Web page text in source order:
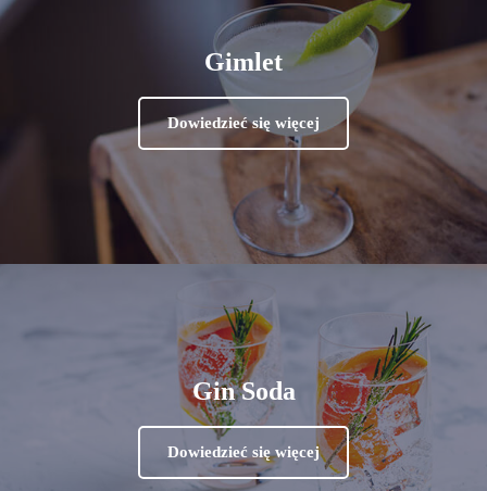
Gimlet
Dowiedzieć się więcej
Gin Soda
Dowiedzieć się więcej